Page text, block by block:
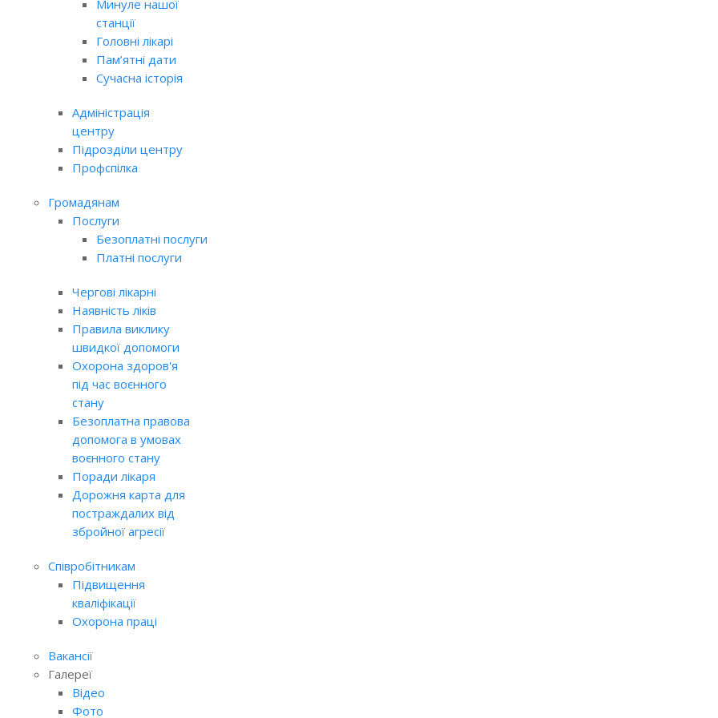
Минуле нашої
станції
Головні лікарі
Пам’ятні дати
Сучасна історія
Адміністрація
центру
Підрозділи центру
Профспілка
Громадянам
Послуги
Безоплатні послуги
Платні послуги
Чергові лікарні
Наявність ліків
Правила виклику
швидкої допомоги
Охорона здоров'я
під час воєнного
стану
Безоплатна правова
допомога в умовах
воєнного стану
Поради лікаря
Дорожня карта для
постраждалих від
збройної агресії
Співробітникам
Підвищення
кваліфікації
Охорона праці
Вакансії
Галереї
Відео
Фото